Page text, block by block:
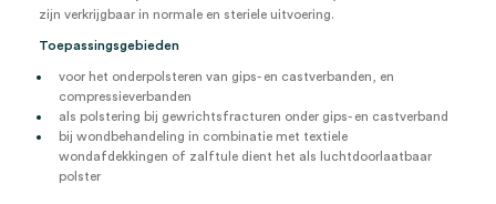
zijn verkrijgbaar in normale en steriele uitvoering.
Toepassingsgebieden
voor het onderpolsteren van gips- en castverbanden, en
compressieverbanden
als polstering bij gewrichtsfracturen onder gips- en castverband
bij wondbehandeling in combinatie met textiele
wondafdekkingen of zalftule dient het als luchtdoorlaatbaar
polster